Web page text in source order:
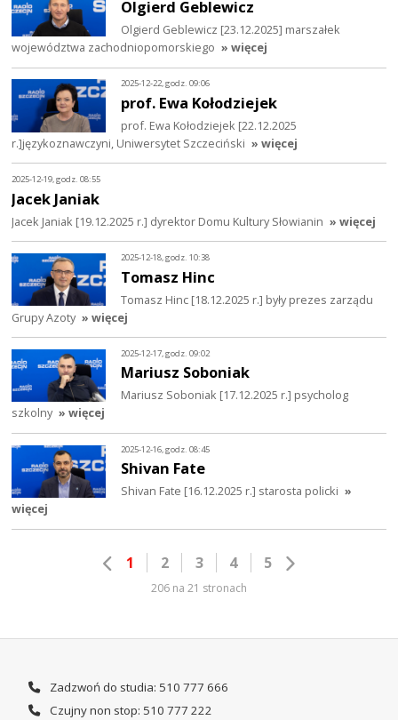
Olgierd Geblewicz
Olgierd Geblewicz [23.12.2025] marszałek
województwa zachodniopomorskiego » więcej
2025-12-22, godz. 09:06
prof. Ewa Kołodziejek
prof. Ewa Kołodziejek [22.12.2025
r.]językoznawczyni, Uniwersytet Szczeciński » więcej
2025-12-19, godz. 08:55
Jacek Janiak
Jacek Janiak [19.12.2025 r.] dyrektor Domu Kultury Słowianin » więcej
2025-12-18, godz. 10:38
Tomasz Hinc
Tomasz Hinc [18.12.2025 r.] były prezes zarządu
Grupy Azoty » więcej
2025-12-17, godz. 09:02
Mariusz Soboniak
Mariusz Soboniak [17.12.2025 r.] psycholog
szkolny » więcej
2025-12-16, godz. 08:45
Shivan Fate
Shivan Fate [16.12.2025 r.] starosta policki »
więcej
1 2 3 4 5
206 na 21 stronach
Zadzwoń do studia: 510 777 666
Czujny non stop: 510 777 222